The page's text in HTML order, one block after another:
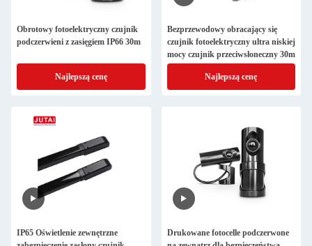
Obrotowy fotoelektryczny czujnik
podczerwieni z zasięgiem IP66 30m
Najlepszą cenę
Bezprzewodowy obracający się
czujnik fotoelektryczny ultra niskiej
mocy czujnik przeciwsłoneczny 30m
Najlepszą cenę
IP65 Oświetlenie zewnętrzne
Drukowane fotocelle podczerwone